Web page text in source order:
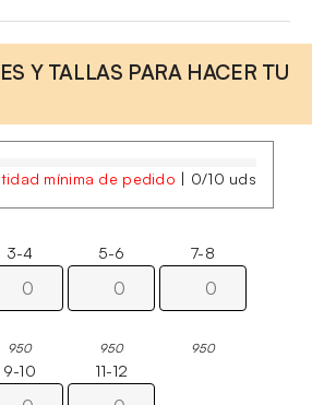
Y TALLAS PARA HACER TU
mínima de pedido | 0/10 uds
3-4
950
5-6
950
7-8
950
9-10 11-12